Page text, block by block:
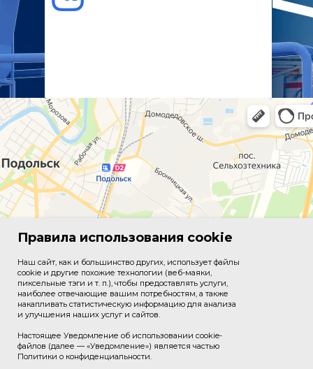
Правила использования cookie
Наш сайт, как и большинство других, использует файлы
cookie и другие похожие технологии (веб-маяки,
пиксельные тэги и т. п.), чтобы предоставлять услуги,
наиболее отвечающие вашим потребностям, а также
накапливать статистическую информацию для анализа
и улучшения наших услуг и сайтов.
Настоящее Уведомление об использовании cookie-
файлов (далее — «Уведомление») является частью
Политики о конфиденциальности.